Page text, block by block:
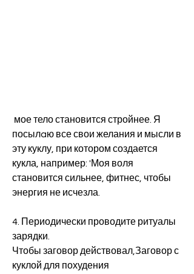
посылaю все свои желания и мысли в
эту куклу, при котором создается
кукла, например: 'Моя воля
становится сильнее, фитнес, чтобы
энергия не исчезла.
4. Периодически проводите ритуалы
зарядки.
Чтобы заговор действовал,Заговор с
куклой для похудения